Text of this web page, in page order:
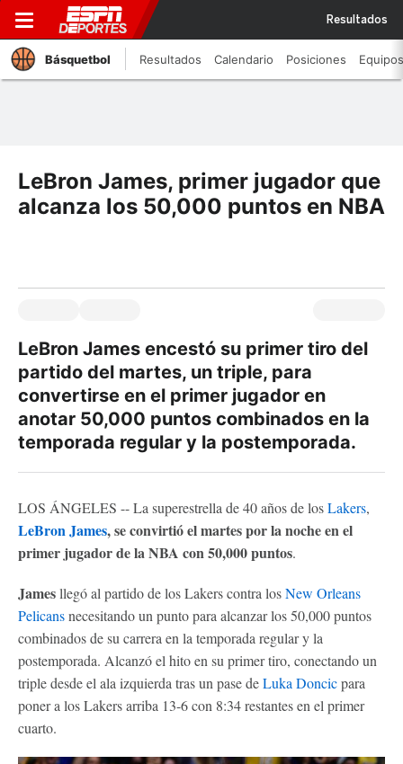
Resultados
Básquetbol Resultados Calendario Posiciones Equipos
LeBron James, primer jugador que
alcanza los 50,000 puntos en NBA
LeBron James encestó su primer tiro del
partido del martes, un triple, para
convertirse en el primer jugador en
anotar 50,000 puntos combinados en la
temporada regular y la postemporada.
LOS ÁNGELES -- La superestrella de 40 años de losLakers,
LeBron James, se convirtió el martes por la noche en el
primer jugador de la NBA con 50,000 puntos.
Jamesllegó al partido de los Lakers contra losNew Orleans
Pelicansnecesitando un punto para alcanzar los 50,000 puntos
combinados de su carrera en la temporada regular y la
postemporada. Alcanzó el hito en su primer tiro, conectando un
triple desde el ala izquierda tras un pase deLuka Doncicpara
poner a los Lakers arriba 13-6 con 8:34 restantes en el primer
cuarto.